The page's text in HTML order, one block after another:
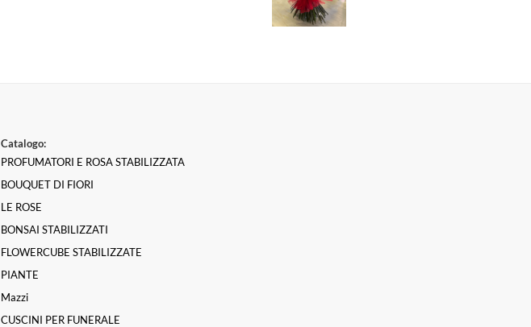
Catalogo:
PROFUMATORI E ROSA STABILIZZATA
BOUQUET DI FIORI
LE ROSE
BONSAI STABILIZZATI
FLOWERCUBE STABILIZZATE
PIANTE
Mazzi
CUSCINI PER FUNERALE